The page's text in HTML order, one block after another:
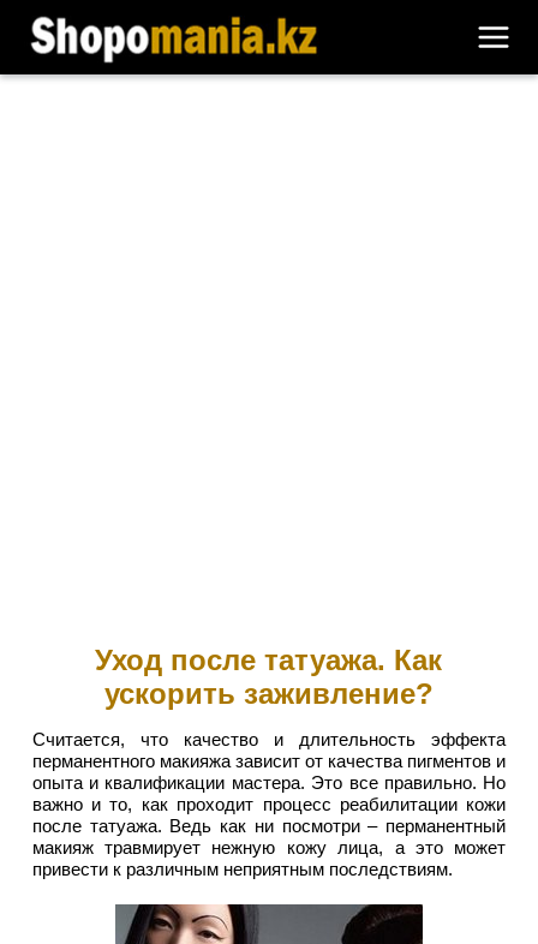
Уход после татуажа. Как
ускорить заживление?
Считается, что качество и длительность эффекта
перманентного макияжа зависит от качества пигментов и
опыта и квалификации мастера. Это все правильно. Но
важно и то, как проходит процесс реабилитации кожи
после татуажа. Ведь как ни посмотри – перманентный
макияж травмирует нежную кожу лица, а это может
привести к различным неприятным последствиям.